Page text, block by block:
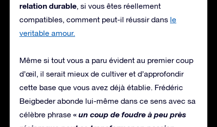
relation durable, si vous êtes réellement
compatibles, comment peut-il réussir dans le
veritable amour.
Même si tout vous a paru évident au premier coup
d’œil, il serait mieux de cultiver et d’approfondir
cette base que vous avez déjà établie. Frédéric
Beigbeder abonde lui-même dans ce sens avec sa
célèbre phrase « un coup de foudre à peu près